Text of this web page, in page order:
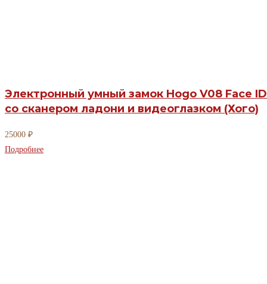
Электронный умный замок Hogo V08 Face ID
со сканером ладони и видеоглазком (Хого)
25000 ₽
Подробнее